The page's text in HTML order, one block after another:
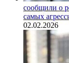
сообщили о
самых
02.02.2026